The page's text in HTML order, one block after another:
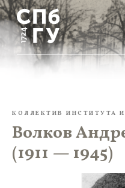
КОЛЛЕКТИВ ИНСТИТУТА
Волков
(1911 — 1945)